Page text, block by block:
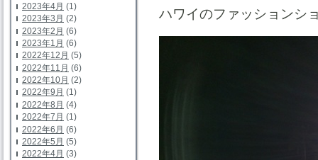
2023年4月 (1)
2023年3月 (2)
2023年2月 (6)
2023年1月 (6)
2022年12月 (5)
2022年11月 (6)
2022年10月 (2)
2022年9月 (1)
2022年8月 (4)
2022年7月 (1)
2022年6月 (6)
2022年5月 (5)
2022年4月 (3)
ハワイのファッションシ